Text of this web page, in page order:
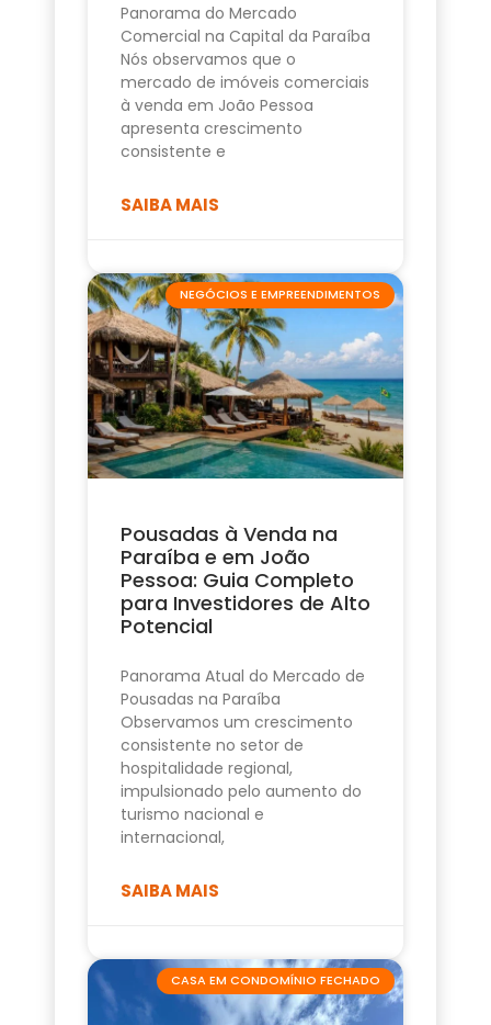
Panorama do Mercado
Comercial na Capital da Paraíba
Nós observamos que o
mercado de imóveis comerciais
à venda em João Pessoa
apresenta crescimento
consistente e
SAIBA MAIS
NEGÓCIOS E EMPREENDIMENTOS
Pousadas à Venda na
Paraíba e em João
Pessoa: Guia Completo
para Investidores de Alto
Potencial
Panorama Atual do Mercado de
Pousadas na Paraíba
Observamos um crescimento
consistente no setor de
hospitalidade regional,
impulsionado pelo aumento do
turismo nacional e
internacional,
SAIBA MAIS
CASA EM CONDOMÍNIO FECHADO